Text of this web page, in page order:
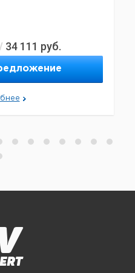
/ 34 111 руб.